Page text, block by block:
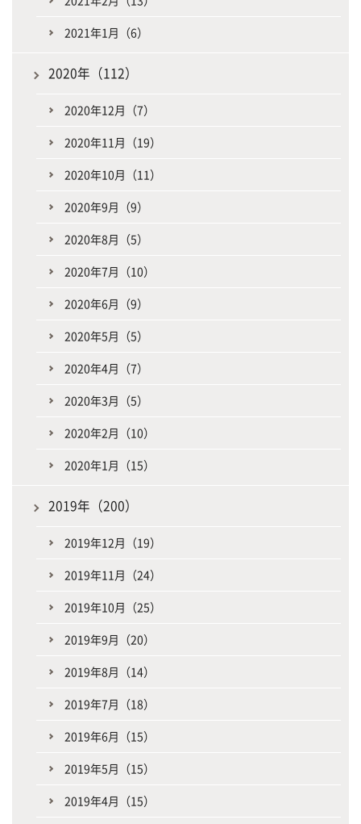
2021年1月（6）
2020年（112）
2020年12月（7）
2020年11月（19）
2020年10月（11）
2020年9月（9）
2020年8月（5）
2020年7月（10）
2020年6月（9）
2020年5月（5）
2020年4月（7）
2020年3月（5）
2020年2月（10）
2020年1月（15）
2019年（200）
2019年12月（19）
2019年11月（24）
2019年10月（25）
2019年9月（20）
2019年8月（14）
2019年7月（18）
2019年6月（15）
2019年5月（15）
2019年4月（15）